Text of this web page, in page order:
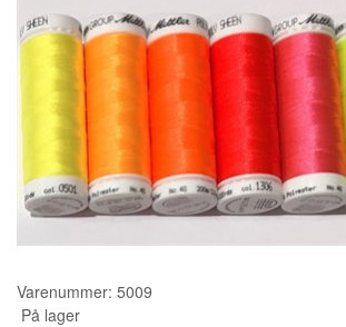
INDUSTRI
BRUGTE/DEMO
MASKIN TILBEHØR
SYTILBEHØR
KURSER
SCANNCUT
Varenummer: 5009
På lager